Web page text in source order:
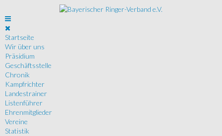
Startseite
Wir über uns
Präsidium
Geschäftsstelle
Chronik
Kampfrichter
Landestrainer
Listenführer
Ehrenmitglieder
Vereine
Statistik